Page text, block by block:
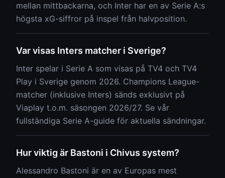
mellan mittbackarna, och Inter har en av Serie A:s
högsta xG-siffror på inspel från halvposition.
Var visas Inters matcher i Sverige?
Inter spelar i Serie A som visas på TV4 och TV4
Play i Sverige genom 2026. Champions League-
matcher (inklusive Inters) sänds exklusivt på
Viaplay t.o.m. säsongen 2026/27. Se vår
fullständiga Serie A-guide för aktuella sändningar.
Hur viktig är Bastoni i Chivus system?
Alessandro Bastoni är en av Europas mest